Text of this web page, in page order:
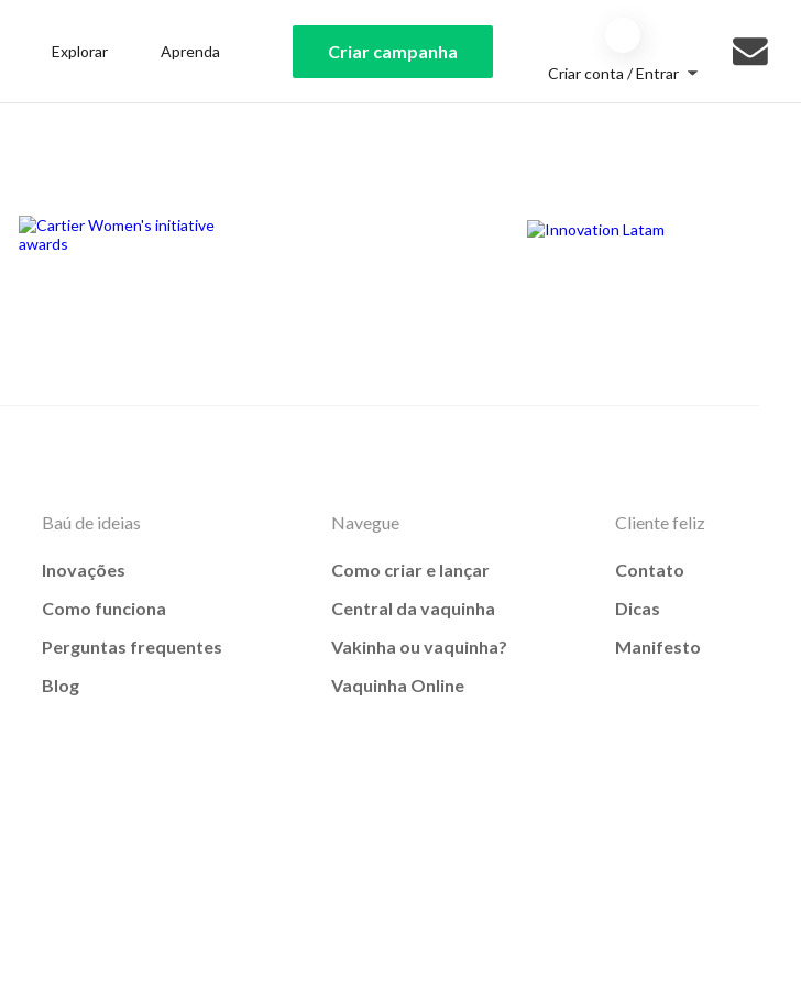
Explorar Aprenda Criar campanha
Criar conta / Entrar
Baú de ideias
Inovações
Como funciona
Perguntas frequentes
Blog
Navegue
Como criar e lançar
Central da vaquinha
Vakinha ou vaquinha?
Vaquinha Online
Cliente feliz
Contato
Dicas
Manifesto